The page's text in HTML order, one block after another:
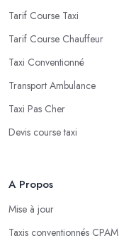
Tarif Course Taxi
Tarif Course Chauffeur
Taxi Conventionné
Transport Ambulance
Taxi Pas Cher
Devis course taxi
A Propos
Mise à jour
Taxis conventionnés CPAM